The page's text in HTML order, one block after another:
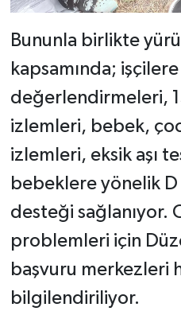
Bununla birlikte
kapsamında;
değerlendirmeleri,
izlemleri, bebek,
izlemleri, eksik aşı
bebeklere yönelik
desteği sağlanıyor.
problemleri için
başvuru merkezleri
bilgilendiriliyor.